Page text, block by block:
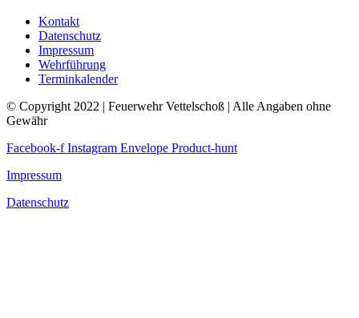
Kontakt
Datenschutz
Impressum
Wehrführung
Terminkalender
© Copyright 2022 | Feuerwehr Vettelschoß | Alle Angaben ohne
Gewähr
Facebook-f Instagram Envelope Product-hunt
Impressum
Datenschutz